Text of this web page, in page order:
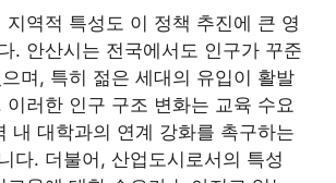
지역적 특성도 이 정책 추진에 큰 영
. 안산시는 전국에서도 인구가 꾸준
며, 특히 젊은 세대의 유입이 활발
이러한 인구 구조 변화는 교육 수요
내 대학과의 연계 강화를 촉구하는
다. 더불어, 산업도시로서의 특성